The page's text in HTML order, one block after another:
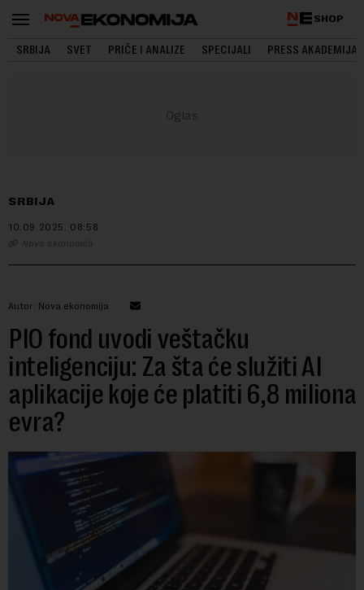
SHOP
SRBIJA SVET PRIČE I ANALIZE SPECIJALI PRESS AKADEMIJA
SRBIJA
10.09.2025. 08:58
Nova ekonomija
Autor: Nova ekonomija
PIO fond uvodi veštačku
inteligenciju: Za šta će služiti AI
aplikacije koje će platiti 6,8 miliona
evra?